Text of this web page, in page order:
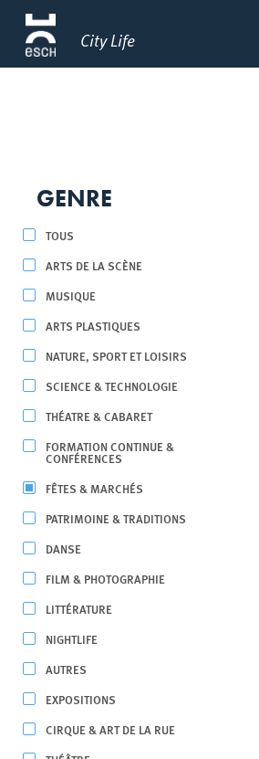
City Life
GENRE
TOUS
ARTS DE LA SCÈNE
MUSIQUE
ARTS PLASTIQUES
NATURE, SPORT ET LOISIRS
SCIENCE & TECHNOLOGIE
THÉATRE & CABARET
FORMATION CONTINUE &
CONFÉRENCES
FÊTES & MARCHÉS
PATRIMOINE & TRADITIONS
DANSE
FILM & PHOTOGRAPHIE
LITTÉRATURE
NIGHTLIFE
AUTRES
EXPOSITIONS
CIRQUE & ART DE LA RUE